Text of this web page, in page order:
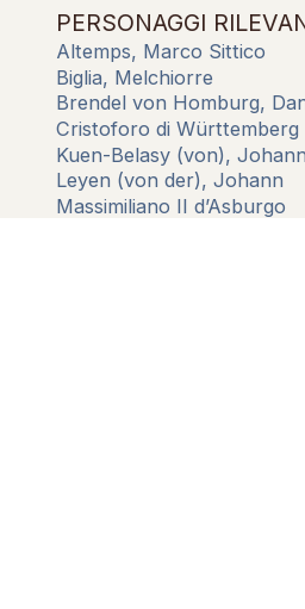
PERSONAGGI
Altemps, Marco Sittico
Biglia, Melchiorre
Brendel von Homburg,
Cristoforo di Württemberg
Kuen-Belasy (von),
Leyen (von der), Johann
Massimiliano II d’Asburgo